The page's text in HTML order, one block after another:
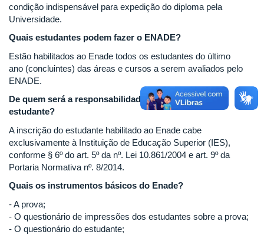
condição indispensável para expedição do diploma pela
Universidade.
Quais estudantes podem fazer o ENADE?
Estão habilitados ao Enade todos os estudantes do último
ano (concluintes) das áreas e cursos a serem avaliados pelo
ENADE.
De quem será a responsabilidade pela inscrição do
estudante?
A inscrição do estudante habilitado ao Enade cabe
exclusivamente à Instituição de Educação Superior (IES),
conforme § 6º do art. 5º da nº. Lei 10.861/2004 e art. 9º da
Portaria Normativa nº. 8/2014.
Quais os instrumentos básicos do Enade?
- A prova;
- O questionário de impressões dos estudantes sobre a prova;
- O questionário do estudante;